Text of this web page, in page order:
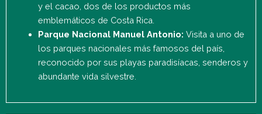
y el cacao, dos de los productos más
emblemáticos de Costa Rica.
Parque Nacional Manuel Antonio: Visita a uno de
los parques nacionales más famosos del país,
reconocido por sus playas paradisíacas, senderos y
abundante vida silvestre.